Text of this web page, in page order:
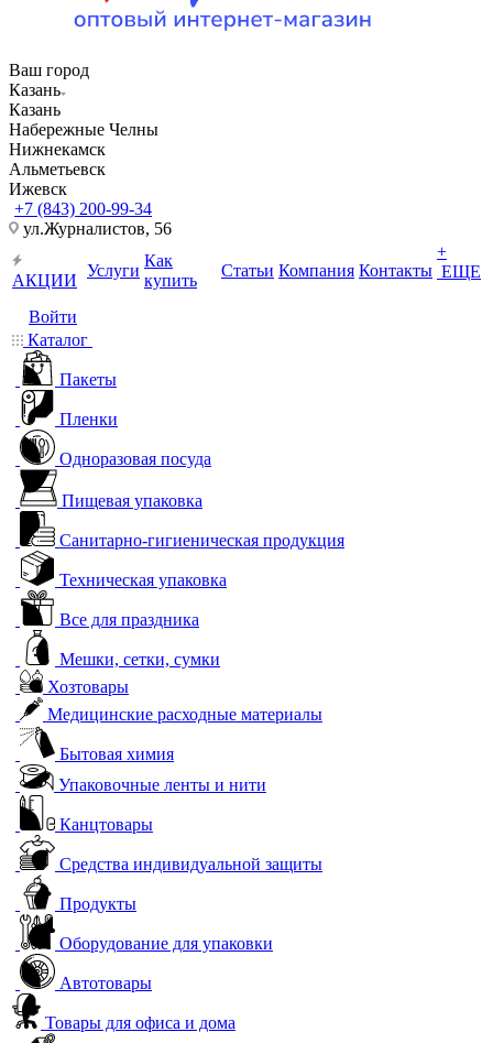
Ваш город
Казань
Казань
Набережные Челны
Нижнекамск
Альметьевск
Ижевск
+7 (843) 200-99-34
ул.Журналистов, 56
АКЦИИ
Услуги
Как
купить
Статьи Компания Контакты
+
ЕЩЕ
Войти
Каталог
Пакеты
Пленки
Одноразовая посуда
Пищевая упаковка
Санитарно-гигиеническая продукция
Техническая упаковка
Все для праздника
Мешки, сетки, сумки
Хозтовары
Медицинские расходные материалы
Бытовая химия
Упаковочные ленты и нити
Канцтовары
Средства индивидуальной защиты
Продукты
Оборудование для упаковки
Автотовары
Товары для офиса и дома